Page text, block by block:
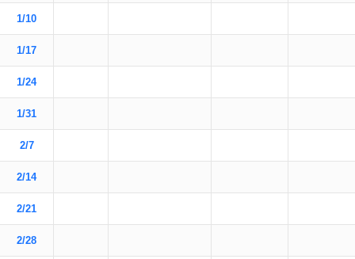
1/10
1/17
1/24
1/31
2/7
2/14
2/21
2/28